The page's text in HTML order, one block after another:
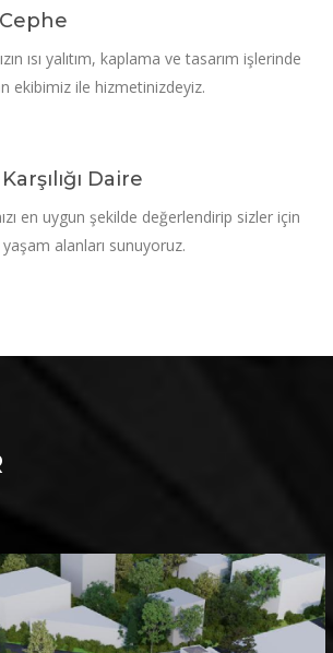
Cephe
ısı yalıtım, kaplama ve tasarım işlerinde
ekibimiz ile hizmetinizdeyiz.
Daire
en uygun şekilde değerlendirip sizler için
yaşam alanları sunuyoruz.